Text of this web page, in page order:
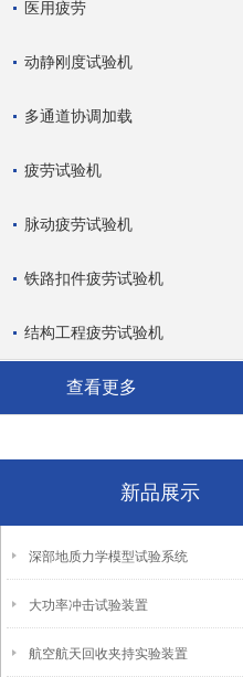
医用疲劳
动静刚度试验机
多通道协调加载
疲劳试验机
脉动疲劳试验机
铁路扣件疲劳试验机
结构工程疲劳试验机
查看更多
新品展示
深部地质力学模型试验系统
大功率冲击试验装置
航空航天回收夹持实验装置